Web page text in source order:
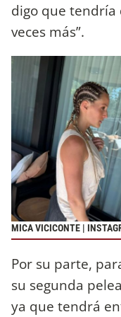
digo que
veces más”.
MICA VICICONTE |
Por su parte,
su segunda
ya que tendrá